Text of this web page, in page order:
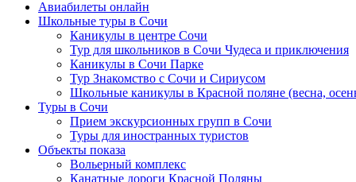
Авиабилеты онлайн
Школьные туры в Сочи
Каникулы в центре Сочи
Тур для школьников в Сочи Чудеса и приключения
Каникулы в Сочи Парке
Тур Знакомство с Сочи и Сириусом
Школьные каникулы в Красной поляне (весна,
Туры в Сочи
Прием экскурсионных групп в Сочи
Туры для иностранных туристов
Объекты показа
Вольерный комплекс
Канатные дороги Красной Поляны